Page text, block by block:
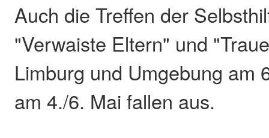
Auch die Treffen der
"Verwaiste Eltern" und
Limburg und Umgebung am
am 4./6. Mai fallen aus.